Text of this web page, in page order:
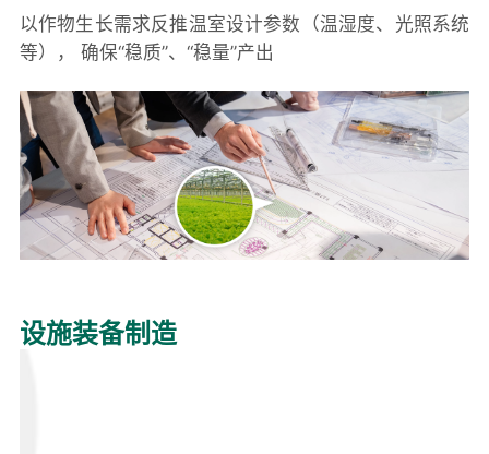
以作物生长需求反推温室设计参数（温湿度、光照系统
等）， 确保“稳质”、“稳量”产出
设施装备制造